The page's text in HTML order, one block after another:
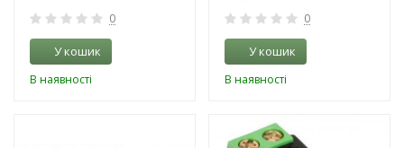
0
У кошик
В наявності
0
У кошик
В наявності